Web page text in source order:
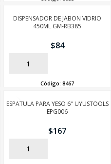
DISPENSADOR DE JABON VIDRIO
450ML GM-RB385
$84
AÑADIR
Código: 8467
ESPATULA PARA YESO 6″ UYUSTOOLS
EPG006
$167
AÑADIR